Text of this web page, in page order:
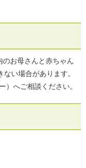
お母さんと赤ちゃん
い場合があります。
）へご相談ください。